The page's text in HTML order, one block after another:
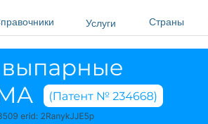
Услуги Страны